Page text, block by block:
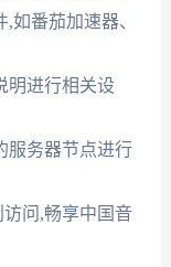
如番茄加速器、
明进行相关设
服务器节点进行
问,畅享中国音